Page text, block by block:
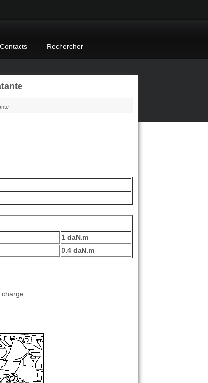
Contacts Rechercher
1 daN.m
0.4 daN.m